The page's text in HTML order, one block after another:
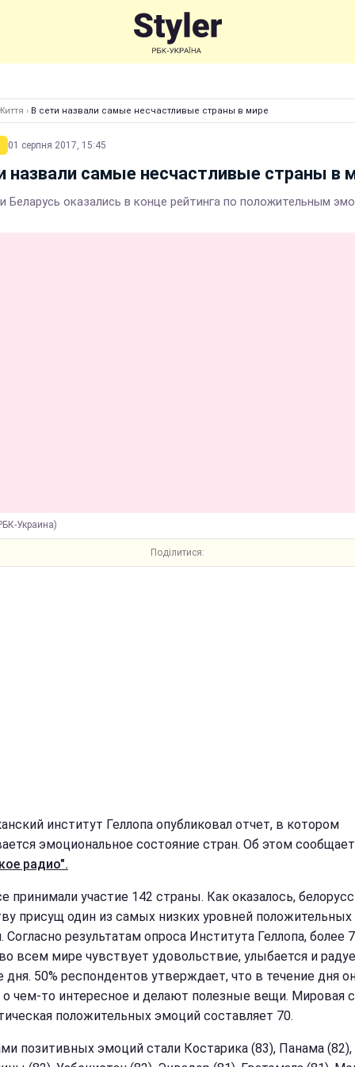
› В сети назвали самые несчастливые страны в мире
01 серпня 2017, 15:45
назвали самые несчастливые страны в
Беларусь оказались в конце рейтинга по положительным
Украина)
Поділитися:
институт Геллопа опубликовал отчет, в котором
эмоциональное состояние стран. Об этом сообщает
радио".
принимали участие 142 страны. Как оказалось,
присущ один из самых низких уровней положительных
Согласно результатам опроса Института Геллопа, более
всем мире чувствует удовольствие, улыбается и
дня. 50% респондентов утверждает, что в течение дня
чем-то интересное и делают полезные вещи. Мировая
положительных эмоций составляет 70.
позитивных эмоций стали Костарика (83), Панама (82),